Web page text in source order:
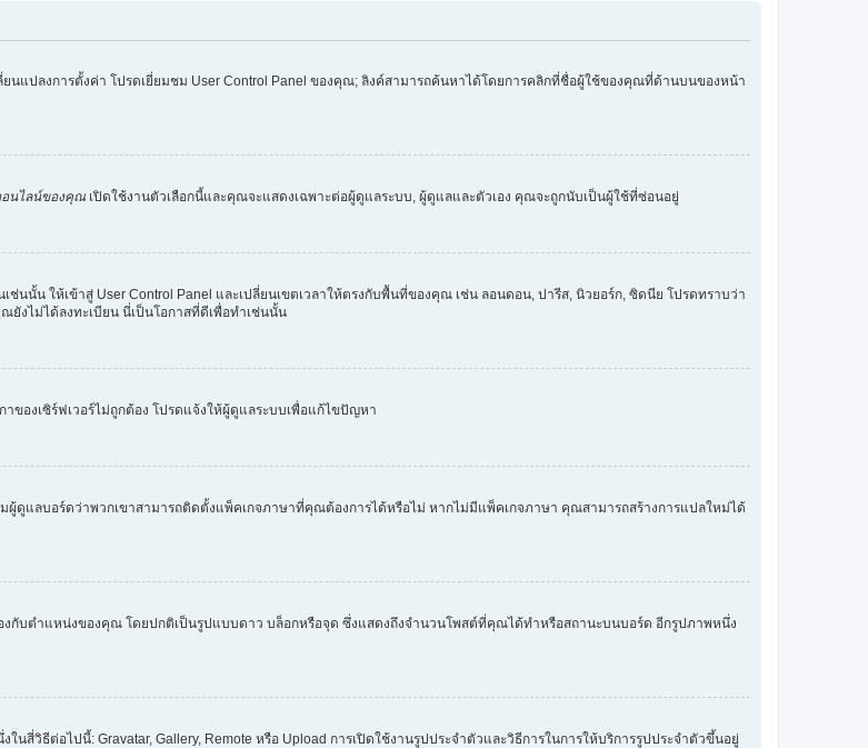
นแปลงการตั้งค่า โปรดเยี่ยมชม User Control Panel ของคุณ; ลิงค์สามารถค้นหาได้โดยการคลิกที่ชื่อผู้ใช้ของคุณที่ด้านบนของหน้า
นไลน์ของคุณ เปิดใช้งานตัวเลือกนี้และคุณจะแสดงเฉพาะต่อผู้ดูแลระบบ, ผู้ดูแลและตัวเอง คุณจะถูกนับเป็นผู้ใช้ที่ซ่อนอยู่
ช่นนั้น ให้เข้าสู่ User Control Panel และเปลี่ยนเขตเวลาให้ตรงกับพื้นที่ของคุณ เช่น ลอนดอน, ปารีส, นิวยอร์ก, ซิดนีย โปรดทราบว่า
ยังไม่ได้ลงทะเบียน นี่เป็นโอกาสที่ดีเพื่อทำเช่นนั้น
ของเซิร์ฟเวอร์ไม่ถูกต้อง โปรดแจ้งให้ผู้ดูแลระบบเพื่อแก้ไขปัญหา
แลบอร์ดว่าพวกเขาสามารถติดตั้งแพ็คเกจภาษาที่คุณต้องการได้หรือไม่ หากไม่มีแพ็คเกจภาษา คุณสามารถสร้างการแปลใหม่ได้
กับตำแหน่งของคุณ โดยปกติเป็นรูปแบบดาว บล็อกหรือจุด ซึ่งแสดงถึงจำนวนโพสต์ที่คุณได้ทำหรือสถานะบนบอร์ด อีกรูปภาพหนึ่ง
สี่วิธีต่อไปนี้: Gravatar, Gallery, Remote หรือ Upload การเปิดใช้งานรูปประจำตัวและวิธีการในการให้บริการรูปประจำตัวขึ้นอยู่